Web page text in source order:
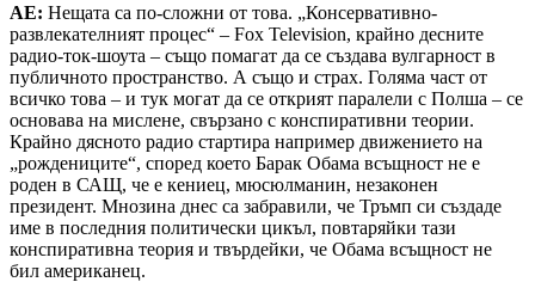
АЕ: Нещата са по-сложни от това. „Консервативно-
развлекателният процес“ – Fox Television, крайно десните
радио-ток-шоута – също помагат да се създава вулгарност в
публичното пространство. А също и страх. Голяма част от
всичко това – и тук могат да се открият паралели с Полша – се
основава на мислене, свързано с конспиративни теории.
Крайно дясното радио стартира например движението на
„рождениците“, според което Барак Обама всъщност не е
роден в САЩ, че е кениец, мюсюлманин, незаконен
президент. Мнозина днес са забравили, че Тръмп си създаде
име в последния политически цикъл, повтаряйки тази
конспиративна теория и твърдейки, че Обама всъщност не
бил американец.